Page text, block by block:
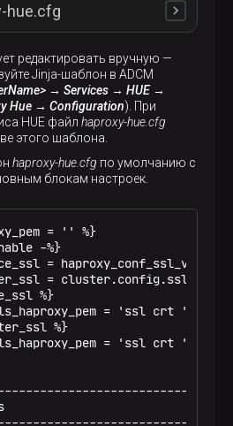
hue.cfg
local0
local0
/var/lib/adh-haproxy/hue
1024
hadoop
none
that all the 'listen' and
in their block
http
редактировать вручную —
Jinja-шаблон в ADCM
→ Services → HUE →
Hue → Configuration). При
HUE файл haproxy-hue.cfg
этого шаблона.
haproxy-hue.cfg по умолчанию с
блокам настроек.
= '' %}
-%}
=
=
%}
= 'ssl crt ' ~
%}
= 'ssl crt ' ~